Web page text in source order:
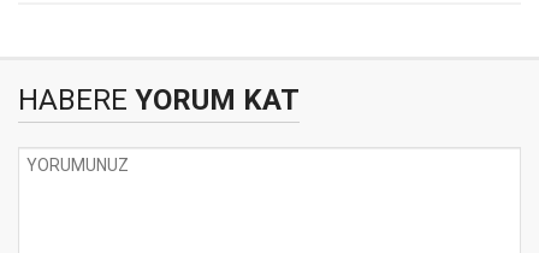
HABERE YORUM KAT